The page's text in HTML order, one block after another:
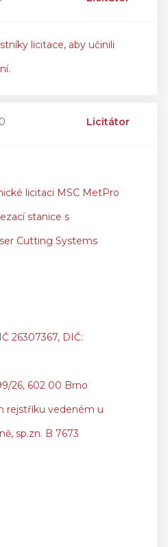
licitace, aby učinili
Licitátor
licitaci MSC MetPro
stanice s
Cutting Systems
26307367, DIČ:
26, 602 00 Brno
rejstříku vedeném u
sp.zn. B 7673